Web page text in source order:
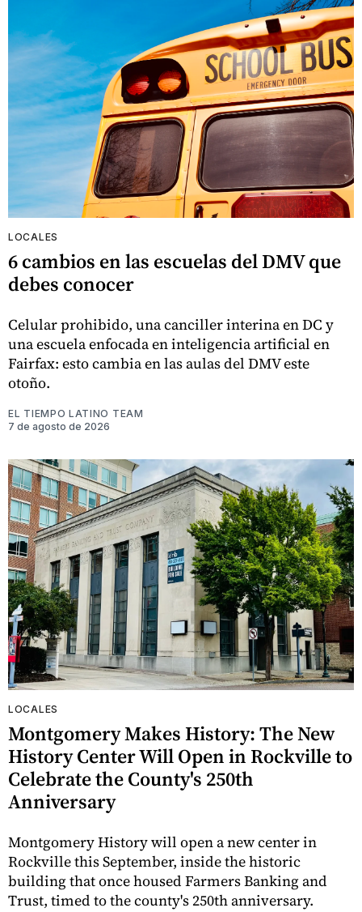
LOCALES
6 cambios en las escuelas del DMV que
debes conocer
Celular prohibido, una canciller interina en DC y
una escuela enfocada en inteligencia artificial en
Fairfax: esto cambia en las aulas del DMV este
otoño.
EL TIEMPO LATINO TEAM
7 de agosto de 2026
LOCALES
Montgomery Makes History: The New
History Center Will Open in Rockville to
Celebrate the County's 250th
Anniversary
Montgomery History will open a new center in
Rockville this September, inside the historic
building that once housed Farmers Banking and
Trust, timed to the county's 250th anniversary.